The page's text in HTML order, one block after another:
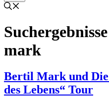
mark
Bertil Mark und
des Lebens“ Tour